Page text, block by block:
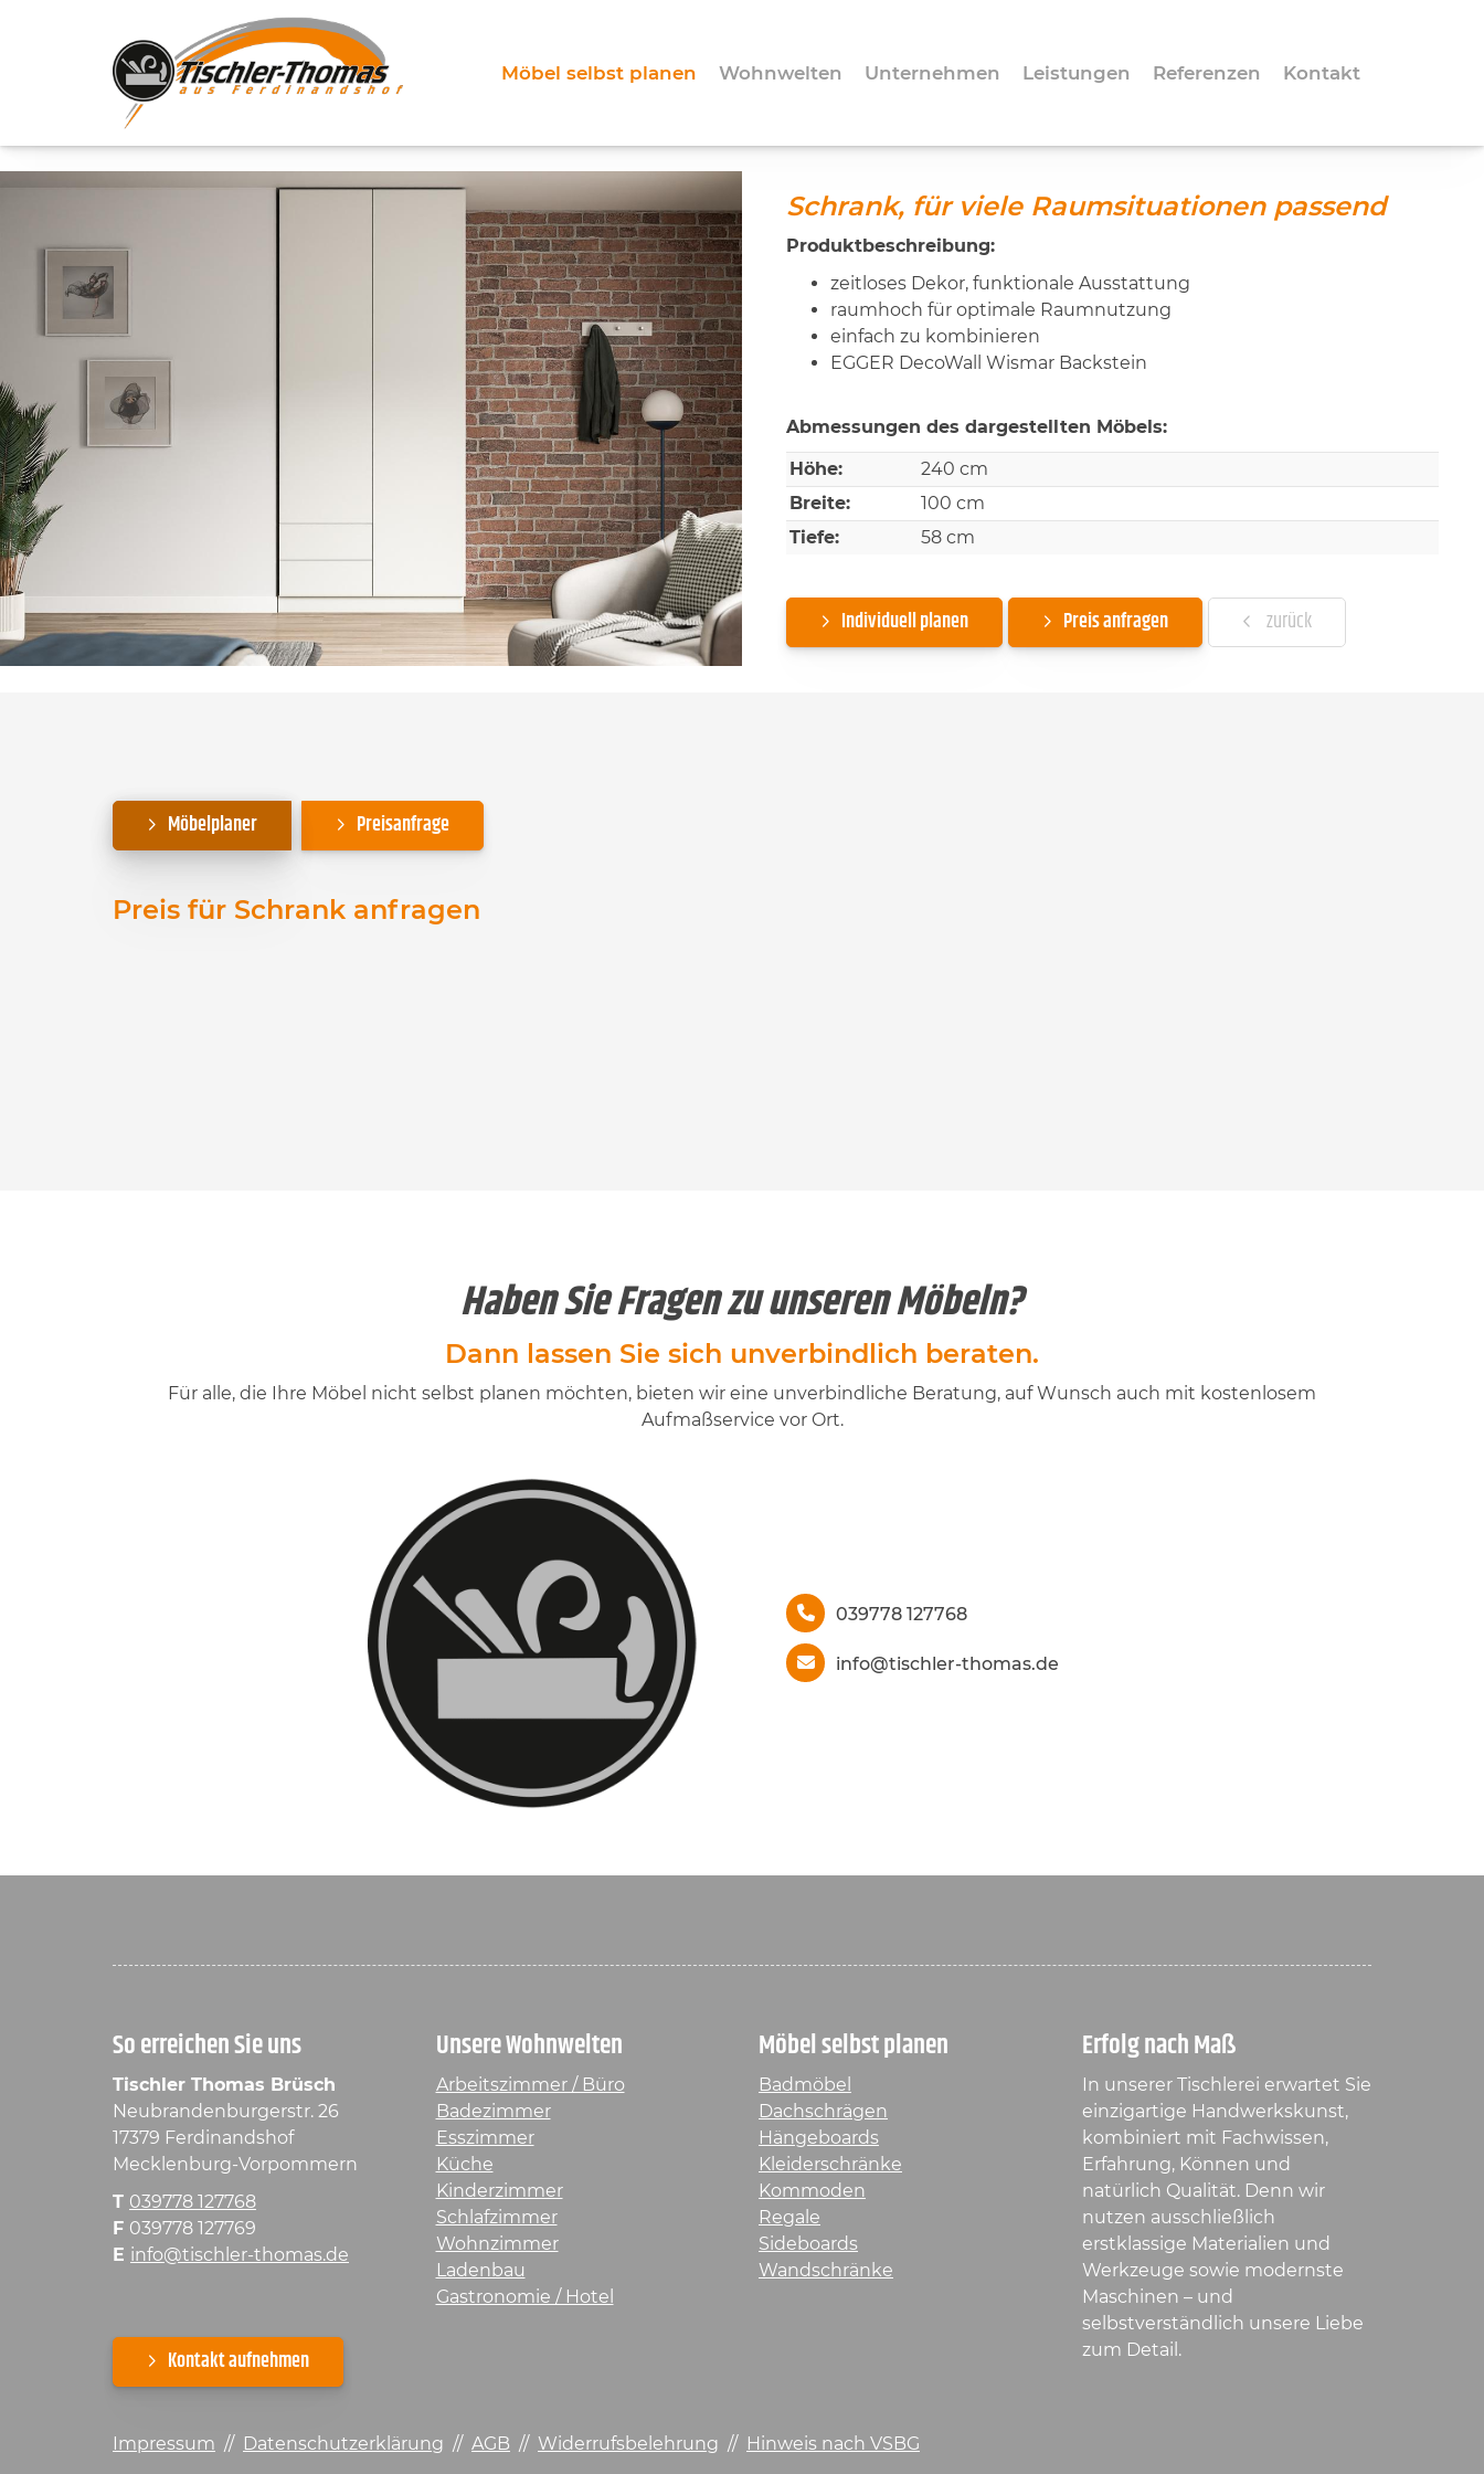
Möbel selbst planen Wohnwelten Unternehmen Leistungen Referenzen Kontakt
Schrank, für viele Raumsituationen passend
Produktbeschreibung:
zeitloses Dekor, funktionale Ausstattung
raumhoch für optimale Raumnutzung
einfach zu kombinieren
EGGER DecoWall Wismar Backstein
Abmessungen des dargestellten Möbels:
Höhe:
240 cm
Breite:
100 cm
Tiefe:
58 cm
Individuell planen Preis anfragen zurück
Möbelplaner Preisanfrage
Preis für Schrank anfragen
Haben Sie Fragen zu unseren Möbeln?
Dann lassen Sie sich unverbindlich beraten.
Für alle, die Ihre Möbel nicht selbst planen möchten, bieten wir eine unverbindliche Beratung, auf Wunsch auch mit kostenlosem
Aufmaßservice vor Ort.
039778 127768
info@tischler-thomas.de
So erreichen Sie uns
Tischler Thomas Brüsch
Neubrandenburgerstr. 26
17379 Ferdinandshof
Mecklenburg-Vorpommern
T 039778 127768
F 039778 127769
E info@tischler-thomas.de
Kontakt aufnehmen
Unsere Wohnwelten
Arbeitszimmer / Büro
Badezimmer
Esszimmer
Küche
Kinderzimmer
Schlafzimmer
Wohnzimmer
Ladenbau
Gastronomie / Hotel
Möbel selbst planen
Badmöbel
Dachschrägen
Hängeboards
Kleiderschränke
Kommoden
Regale
Sideboards
Wandschränke
Erfolg nach Maß
In unserer Tischlerei erwartet Sie
einzigartige Handwerkskunst,
kombiniert mit Fachwissen,
Erfahrung, Können und
natürlich Qualität. Denn wir
nutzen ausschließlich
erstklassige Materialien und
Werkzeuge sowie modernste
Maschinen – und
selbstverständlich unsere Liebe
zum Detail.
Impressum // Datenschutzerklärung // AGB // Widerrufsbelehrung // Hinweis nach VSBG